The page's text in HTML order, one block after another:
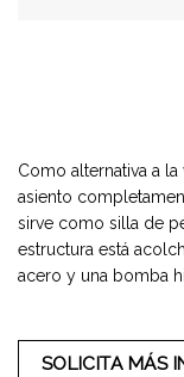
Como alternativa a
asiento
sirve como silla de
estructura está
acero y una bomba
SOLICITA MÁS